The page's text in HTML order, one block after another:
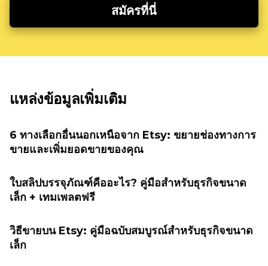
สมัครที่นี่
แหล่งข้อมูลเพิ่มเติม
6 ทางเลือกอื่นนอกเหนือจาก Etsy: ขยายช่องทางการ
ขายและเพิ่มยอดขายของคุณ
ใบสลิปบรรจุภัณฑ์คืออะไร? คู่มือสำหรับธุรกิจขนาด
เล็ก + เทมเพลตฟรี
วิธีขายบน Etsy: คู่มือฉบับสมบูรณ์สำหรับธุรกิจขนาด
เล็ก